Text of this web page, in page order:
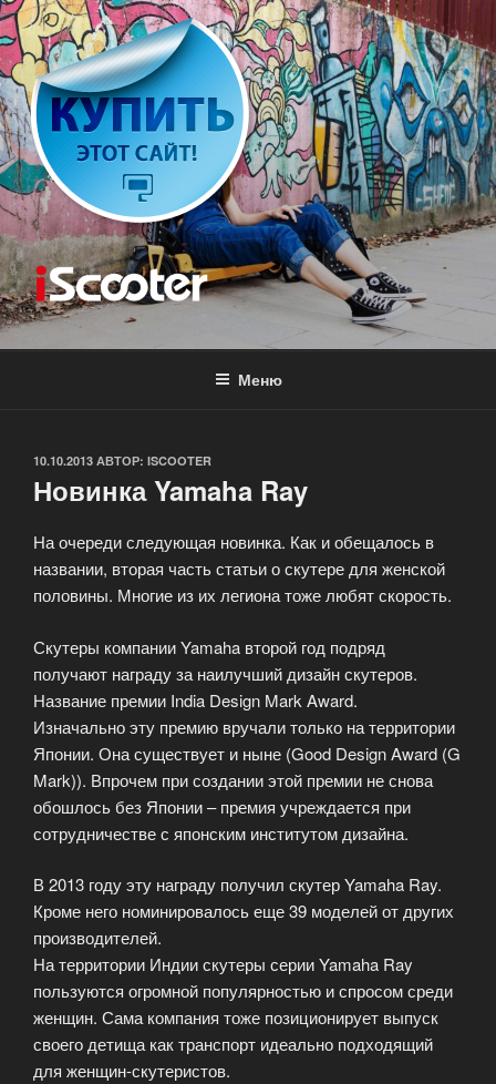
Перейти
к
содержимому
ISCOOTER
Аренда скутера
Меню
ОПУБЛИКОВАНО
10.10.2013 АВТОР: ISCOOTER
Новинка Yamaha Ray
На очереди следующая новинка. Как и обещалось в
названии, вторая часть статьи о скутере для женской
половины. Многие из их легиона тоже любят скорость.
Скутеры компании Yamaha второй год подряд
получают награду за наилучший дизайн скутеров.
Название премии India Design Mark Award.
Изначально эту премию вручали только на территории
Японии. Она существует и ныне (Good Design Award (G
Mark)). Впрочем при создании этой премии не снова
обошлось без Японии – премия учреждается при
сотрудничестве с японским институтом дизайна.
В 2013 году эту награду получил скутер Yamaha Ray.
Кроме него номинировалось еще 39 моделей от других
производителей.
На территории Индии скутеры серии Yamaha Ray
пользуются огромной популярностью и спросом среди
женщин. Сама компания тоже позиционирует выпуск
своего детища как транспорт идеально подходящий
для женщин-скутеристов.